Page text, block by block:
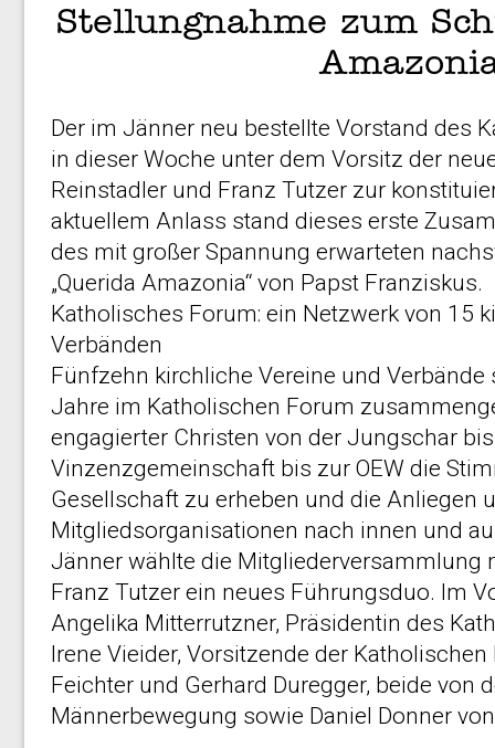
Stellungnahme zum
Der im Jänner neu bestellte Vorstand des
in dieser Woche unter dem Vorsitz der
Reinstadler und Franz Tutzer zur
aktuellem Anlass stand dieses erste
des mit großer Spannung erwarteten
„Querida Amazonia“ von Papst Franziskus.
Katholisches Forum: ein Netzwerk von 15
Verbänden
Fünfzehn kirchliche Vereine und
Jahre im Katholischen Forum
engagierter Christen von der Jungschar
Vinzenzgemeinschaft bis zur OEW die
Gesellschaft zu erheben und die Anliegen
Mitgliedsorganisationen nach innen und
Jänner wählte die Mitgliederversammlung
Franz Tutzer ein neues Führungsduo. Im
Angelika Mitterrutzner, Präsidentin des
Irene Vieider, Vorsitzende der
Feichter und Gerhard Duregger, beide von
Männerbewegung sowie Daniel Donner